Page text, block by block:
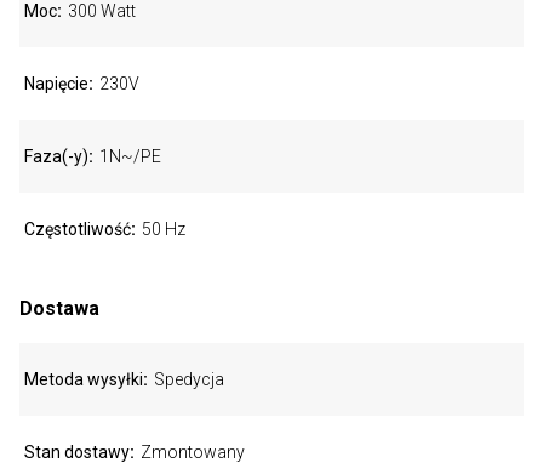
Moc 300 Watt
Napięcie 230V
Faza(-y) 1N~/PE
Częstotliwość 50 Hz
Dostawa
Metoda wysyłki Spedycja
Stan dostawy Zmontowany